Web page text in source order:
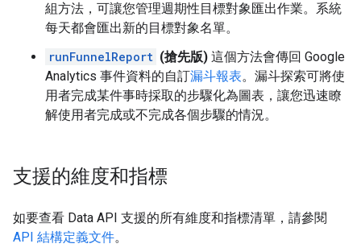
組方法，可讓您管理週期性目標對象匯出作業。系統
每天都會匯出新的目標對象名單。
runFunnelReport (搶先版) 這個方法會傳回 Google
Analytics 事件資料的自訂漏斗報表。漏斗探索可將使
用者完成某件事時採取的步驟化為圖表，讓您迅速瞭
解使用者完成或不完成各個步驟的情況。
支援的維度和指標
如要查看 Data API 支援的所有維度和指標清單，請參閱
API 結構定義文件。